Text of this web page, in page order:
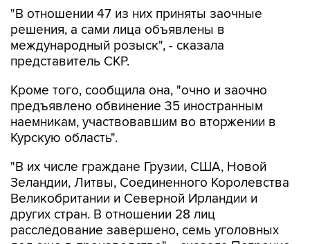
"В отношении 47 из них приняты заочные
решения, а сами лица объявлены в
международный розыск", - сказала
представитель СКР.
Кроме того, сообщила она, "очно и заочно
предъявлено обвинение 35 иностранным
наемникам, участвовавшим во вторжении в
Курскую область".
"В их числе граждане Грузии, США, Новой
Зеландии, Литвы, Соединенного Королевства
Великобритании и Северной Ирландии и
других стран. В отношении 28 лиц
расследование завершено, семь уголовных